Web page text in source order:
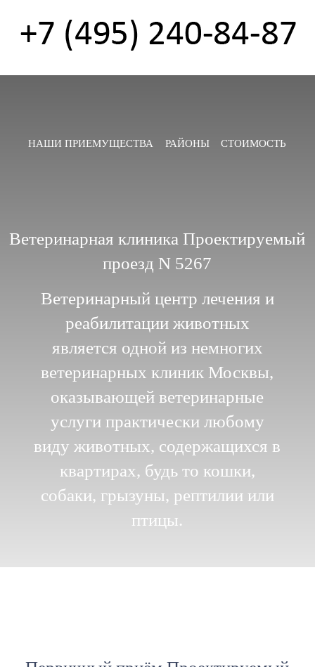
НАШИ ПРИЕМУЩЕСТВА РАЙОНЫ СТОИМОСТЬ
Ветеринарная клиника Проектируемый
проезд N 5267
Ветеринарный центр лечения и
реабилитации животных
является одной из немногих
ветеринарных клиник Москвы,
оказывающей ветеринарные
услуги практически любому
виду животных, содержащихся в
квартирах, будь то кошки,
собаки, грызуны, рептилии или
птицы.